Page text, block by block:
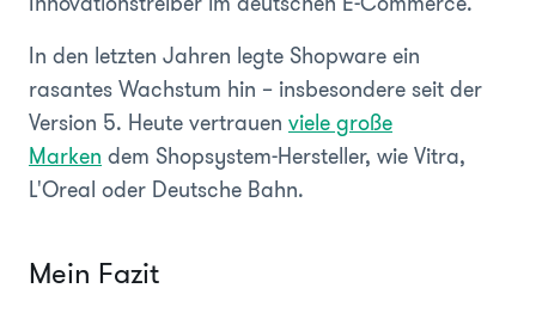
In den letzten Jahren legte Shopware ein
rasantes Wachstum hin – insbesondere seit der
Version 5. Heute vertrauen viele große
Marken dem Shopsystem-Hersteller, wie Vitra,
L'Oreal oder Deutsche Bahn.
Mein Fazit